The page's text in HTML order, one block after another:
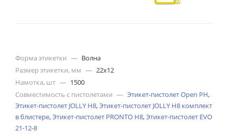
Форма этикетки — Волна
Размер этикетки, мм — 22х12
Намотка, шт — 1500
Совместимость с пистолетами — Этикет-пистолет Open PH,
Этикет-пистолет JOLLY H8,Этикет-пистолет JOLLY H8 комплект
в блистере,Этикет-пистолет PRONTO H8,Этикет-пистолет EVO
21-12-8